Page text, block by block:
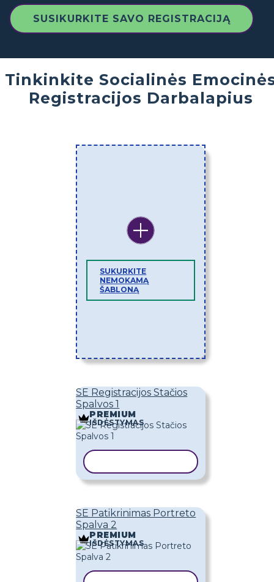
SUSIKURKITE SAVO REGISTRACIJĄ
Tinkinkite Socialinės
Registracijos Darbalapius
SUKURKITE
NEMOKAMĄ
ŠABLONĄ
SE Registracijos Stačios
Spalvos 1
PREMIUM
IŠDĖSTYMAS
SE Patikrinimas Portreto
Spalva 2
PREMIUM
IŠDĖSTYMAS